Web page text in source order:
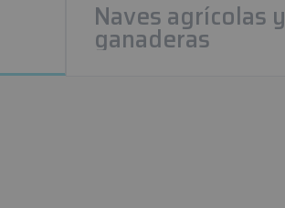
Naves agrícolas y
ganaderas